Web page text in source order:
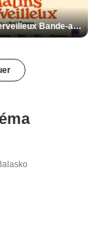
Les Matins merveilleux Bande-annonce VF